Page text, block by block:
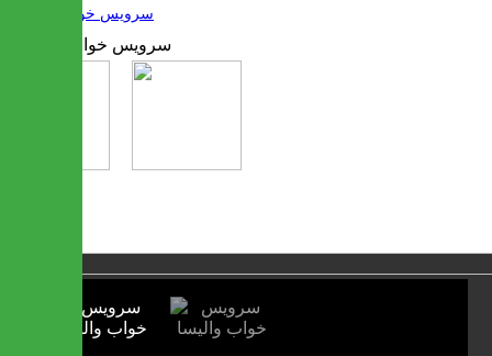
سرویس خواب